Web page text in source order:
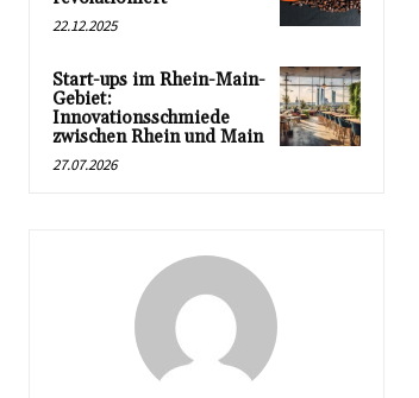
22.12.2025
Start-ups im Rhein-Main-
Gebiet:
Innovationsschmiede
zwischen Rhein und Main
27.07.2026